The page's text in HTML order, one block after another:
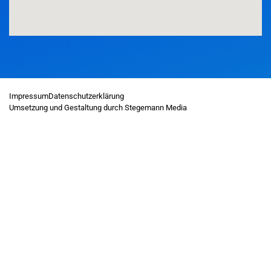
ImpressumDatenschutzerklärung
Umsetzung und Gestaltung durch Stegemann Media